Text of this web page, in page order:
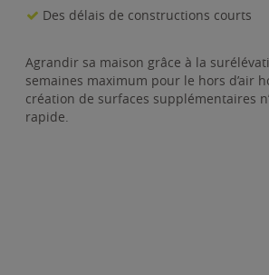
Des délais de constructions courts
Agrandir sa maison grâce à la
semaines maximum pour le hors d’air
création de surfaces supplémentaires
rapide.